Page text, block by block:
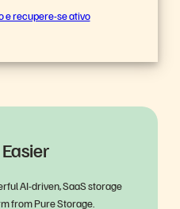
e recupere-se ativo
AI-driven, SaaS storage
from Pure Storage.